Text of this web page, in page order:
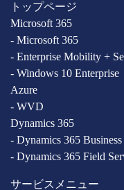
トップページ
Microsoft 365
- Microsoft 365
- Enterprise Mobility +
- Windows 10 Enterprise
Azure
- WVD
Dynamics 365
- Dynamics 365 Business
- Dynamics 365 Field
サービスメニュー